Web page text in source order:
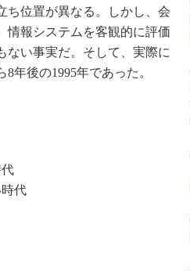
位置が異なる。しかし、会
情報システムを客観的に評価
ない事実だ。そして、実際に
年後の1995年であった。
代